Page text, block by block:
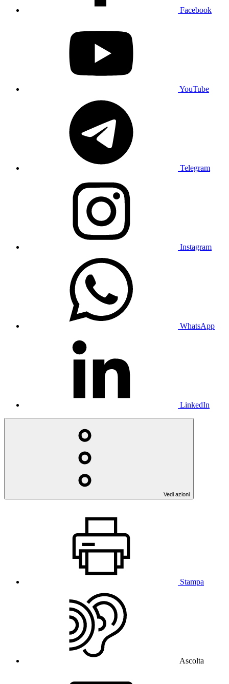
Facebook
YouTube
Telegram
Instagram
WhatsApp
LinkedIn
Vedi azioni
Stampa
Ascolta